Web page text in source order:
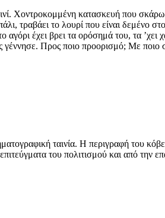
Χοντροκομμένη κατασκευή που
τραβάει το λουρί που είναι δεμένο
έχει βρει τα ορόσημά του, τα ’χει
γέννησε. Προς ποιο προορισμό; Με ποιο
ταινία. Η περιγραφή του
του πολιτισμού και από την